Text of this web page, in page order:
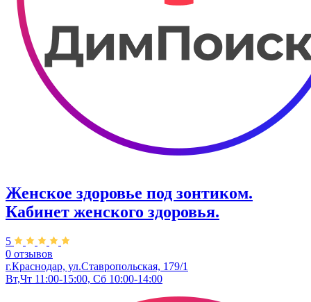
Женское здоровье под зонтиком.
Кабинет женского здоровья.
5
0 отзывов
г.Краснодар, ул.Ставропольская, 179/1
Вт,Чт 11:00-15:00, Сб 10:00-14:00